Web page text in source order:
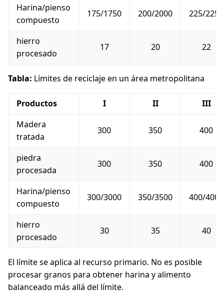
Harina/pienso
compuesto
175/1750 200/2000 225/2250
hierro
procesado
17 20 22
Tabla: Límites de reciclaje en un área metropolitana
Productos I II
III
Madera
tratada
300 350 400
piedra
procesada
300 350 400
Harina/pienso
compuesto
300/3000 350/3500 400/4000
hierro
procesado
30 35 40
El límite se aplica al recurso primario. No es posible
procesar granos para obtener harina y alimento
balanceado más allá del límite.